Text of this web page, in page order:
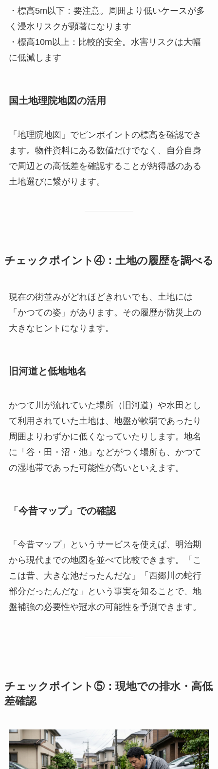
・標高5m以下：要注意。周囲より低いケースが多
く浸水リスクが顕著になります
・標高10m以上：比較的安全。水害リスクは大幅
に低減します
国土地理院地図の活用
「地理院地図」でピンポイントの標高を確認でき
ます。物件資料にある数値だけでなく、自分自身
で周辺との高低差を確認することが納得感のある
土地選びに繋がります。
チェックポイント④：土地の履歴を調べる
現在の街並みがどれほどきれいでも、土地には
「かつての姿」があります。その履歴が防災上の
大きなヒントになります。
旧河道と低地地名
かつて川が流れていた場所（旧河道）や水田とし
て利用されていた土地は、地盤が軟弱であったり
周囲よりわずかに低くなっていたりします。地名
に「谷・田・沼・池」などがつく場所も、かつて
の湿地帯であった可能性が高いといえます。
「今昔マップ」での確認
「今昔マップ」というサービスを使えば、明治期
から現代までの地図を並べて比較できます。「こ
こは昔、大きな池だったんだな」「西郷川の蛇行
部分だったんだな」という事実を知ることで、地
盤補強の必要性や冠水の可能性を予測できます。
チェックポイント⑤：現地での排水・高低
差確認